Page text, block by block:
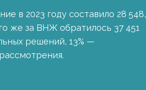
в 2023 году составило 28 548,
же за ВНЖ обратилось 37 451
решений, 13% —